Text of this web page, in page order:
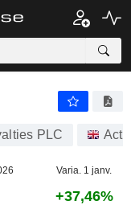
PLC
Varia. 1 janv.
+37,46%